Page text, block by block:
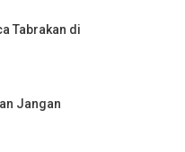
Tabrakan di
Jangan